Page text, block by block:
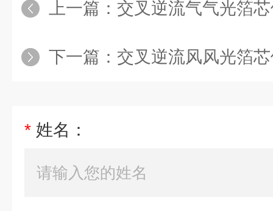
上一篇： 交叉逆流气气光箔
下一篇： 交叉逆流风风光箔
* 姓名：